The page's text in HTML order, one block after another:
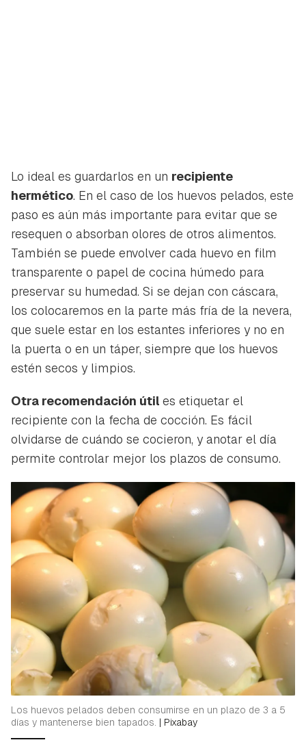
Lo ideal es guardarlos en un recipiente
hermético. En el caso de los huevos pelados, este
paso es aún más importante para evitar que se
resequen o absorban olores de otros alimentos.
También se puede envolver cada huevo en film
transparente o papel de cocina húmedo para
preservar su humedad. Si se dejan con cáscara,
los colocaremos en la parte más fría de la nevera,
que suele estar en los estantes inferiores y no en
la puerta o en un táper, siempre que los huevos
estén secos y limpios.
Otra recomendación útil es etiquetar el
recipiente con la fecha de cocción. Es fácil
olvidarse de cuándo se cocieron, y anotar el día
permite controlar mejor los plazos de consumo.
Los huevos pelados deben consumirse en un plazo de 3 a 5
días y mantenerse bien tapados. | Pixabay